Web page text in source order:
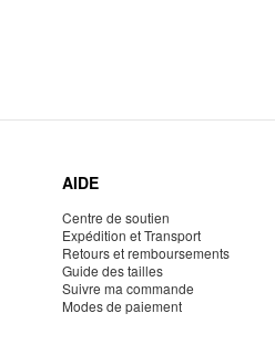
AIDE
Centre de soutien
Expédition et Transport
Retours et remboursements
Guide des tailles
Suivre ma commande
Modes de paiement